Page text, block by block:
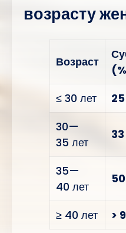
возрасту
Возраст
≤ 30 лет
25
30—
35 лет
33
35—
40 лет
50
≥ 40 лет >